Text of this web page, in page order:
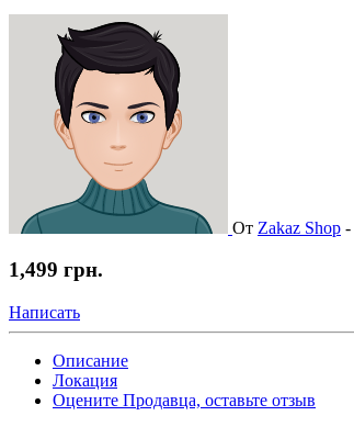
От Zakaz Shop -
1,499 грн.
Написать
Описание
Локация
Оцените Продавца, оставьте отзыв